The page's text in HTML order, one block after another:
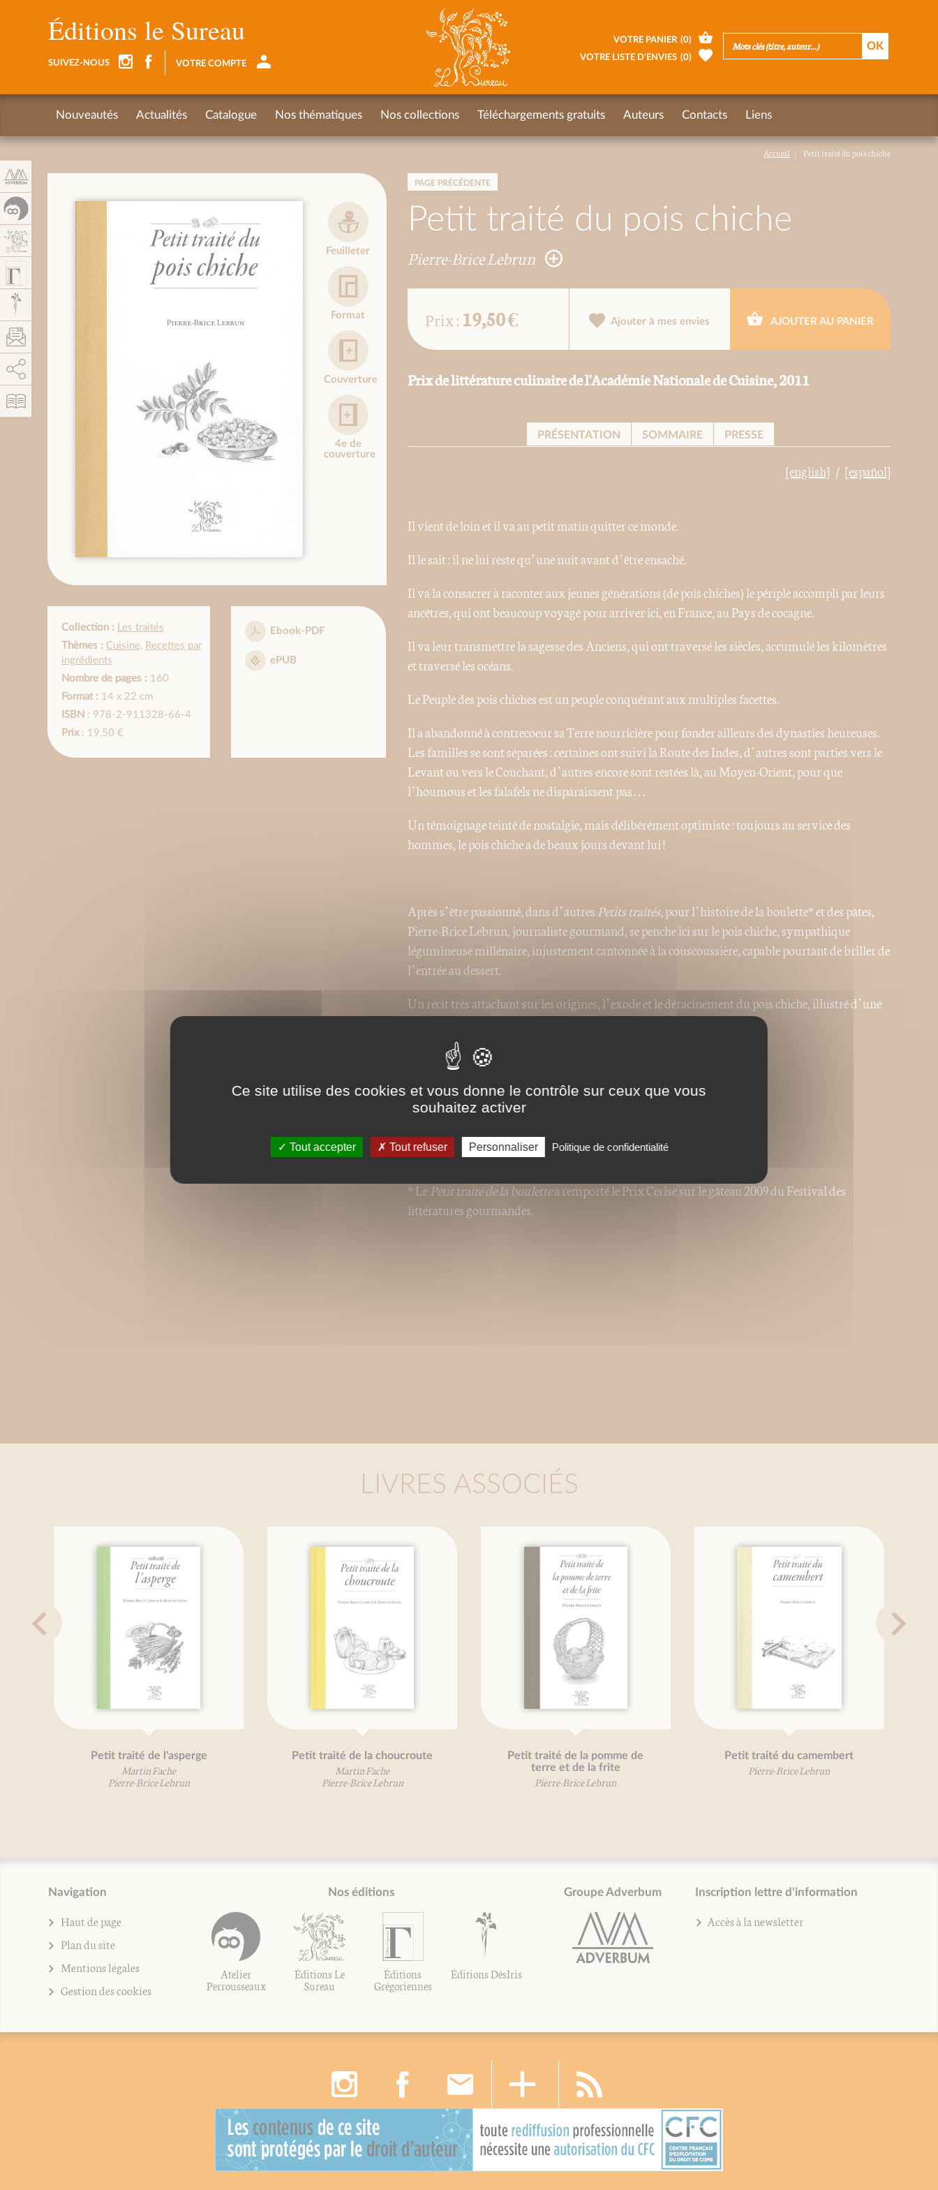
Accueil Petit traité du pois chiche
PAGE PRÉCÉDENTE
Petit traité du pois chiche
Pierre-Brice Lebrun
Feuilleter
Format
Couverture
4e de
couverture
Collection :
Les traités
Thèmes : Cuisine, Recettes par
ingrédients
Nombre de pages :160
Format :14 x 22 cm
ISBN : 978-2-911328-66-4
Prix: 19,50 €
Ebook-PDF
ePUB
Prix : 19,50 € Ajouter à mes envies AJOUTER AU PANIER
Prix de littérature culinaire de l'Académie Nationale de Cuisine, 2011
PRÉSENTATION SOMMAIRE PRESSE
[english] [español]
Il vient de loin et il va au petit matin quitter ce monde.
Il le sait : il ne lui reste qu’une nuit avant d’être ensaché.
Il va la consacrer à raconter aux jeunes générations (de pois chiches) le périple accompli par leurs
ancêtres, qui ont beaucoup voyagé pour arriver ici, en France, au Pays de cocagne.
Il va leur transmettre la sagesse des Anciens, qui ont traversé les siècles, accumulé les kilomètres
et traversé les océans.
Le Peuple des pois chiches est un peuple conquérant aux multiples facettes.
Il a abandonné à contrecoeur sa Terre nourricière pour fonder ailleurs des dynasties heureuses.
Les familles se sont séparées : certaines ont suivi la Route des Indes, d’autres sont parties vers le
Levant ou vers le Couchant, d’autres encore sont restées là, au Moyen-Orient, pour que
l’houmous et les falafels ne disparaissent pas…
Un témoignage teinté de nostalgie, mais délibérément optimiste : toujours au service des
hommes, le pois chiche a de beaux jours devant lui !
Après s’être passionné, dans d’autres Petits traités, pour l’histoire de la boulette* et des pâtes,
Pierre-Brice Lebrun, journaliste gourmand, se penche ici sur le pois chiche, sympathique
légumineuse millénaire, injustement cantonnée à la couscoussière, capable pourtant de briller de
l’entrée au dessert.
Un récit très attachant sur les origines, l’exode et le déracinement du pois chiche, illustré d’une
centaine de recettes de tous les horizons.
Une vraie saga du pois chiche, un véritable hommage !
* LePetit traité de la boulettea remporté le Prix Cerise sur le gâteau 2009 du Festival des
littératures gourmandes.
LIVRES ASSOCIÉS
Petit traité du camembert
Pierre-Brice Lebrun
Petit traité des pâtes
Pierre-Brice Lebrun
Tomates, je vous aime...
Valérie Gaudant
Nathalie Gaudant
Légumes oubliés, je vous aime...
Béatrice Vigot-Lagandré
Navigation
Haut de page
Plan du site
Mentions légales
Gestion des cookies
Nos éditions
Atelier
Perrousseaux
Éditions Le
Sureau
Éditions
Grégoriennes
Éditions DésIris
Groupe Adverbum Inscription lettre d'information
Accès à la newsletter
Éditions le Sureau
SUIVEZ-NOUS VOTRE COMPTE
VOTRE PANIER (0)
VOTRE LISTE D’ENVIES (0)
Nouveautés Actualités Catalogue Nos thématiques Nos collections Téléchargements gratuits Auteurs Contacts Liens
AddThis est désactivé.
Ce site utilise des cookies et vous donne le contrôle sur ceux que vous
souhaitez activer
Tout accepter Tout refuser Personnaliser Politique de confidentialité